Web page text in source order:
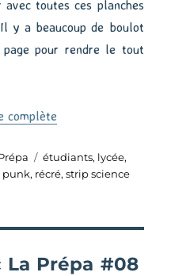
toutes ces planches
y a beaucoup de boulot
pour rendre le tout
complète
Étiquettes
étudiants, lycée,
punk, récré,strip science
Prépa #08